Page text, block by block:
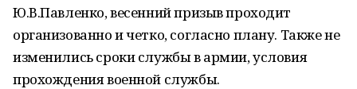
Ю.В.Павленко, весенний призыв проходит
организованно и четко, согласно плану. Также не
изменились сроки службы в армии, условия
прохождения военной службы.